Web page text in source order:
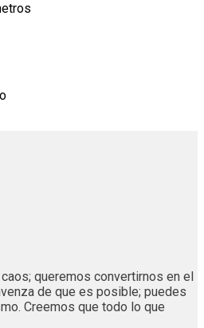
queremos convertirnos en el
de que es posible; puedes
Creemos que todo lo que